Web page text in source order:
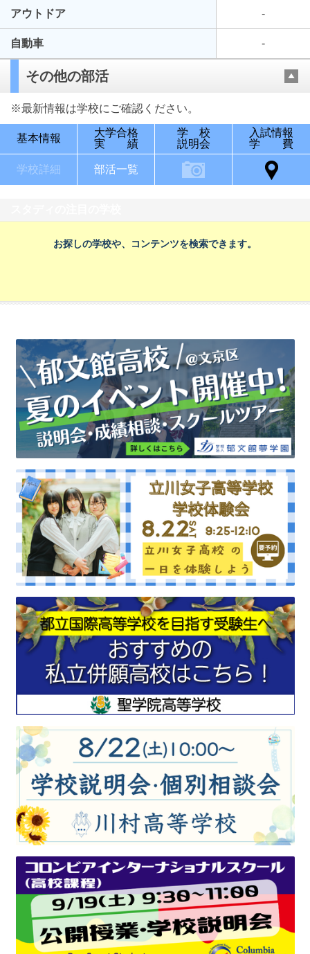
アウトドア -
自動車 -
その他の部活
※最新情報は学校にご確認ください。
基本情報
大学合格
実 績
学 校
説明会
入試情報
学 費
学校詳細 部活一覧
お探しの学校や、コンテンツを検索できます。